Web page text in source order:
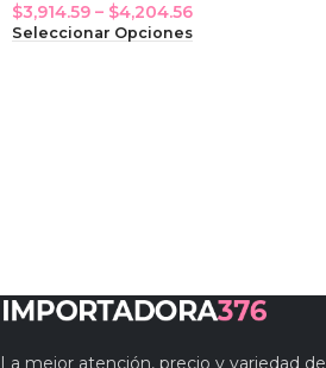
$3,914.59 – $4,204.56
Seleccionar Opciones
La mejor atención, precio y variedad de